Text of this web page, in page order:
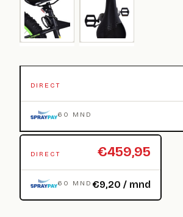
DIRECT
60 MND
DIRECT €459,95
60 MND€9,20 / mnd